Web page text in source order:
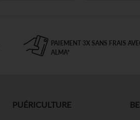
PAIEMENT 3X SANS FRAIS
ALMA*
PUÉRICULTURE